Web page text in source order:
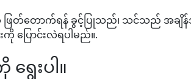
ြတ်တောက်ရန် ခွင့်ပြုသည်၊ သင်သည် အချိ
ပြောင်းလဲရပါမည်။.
ေးပါ။